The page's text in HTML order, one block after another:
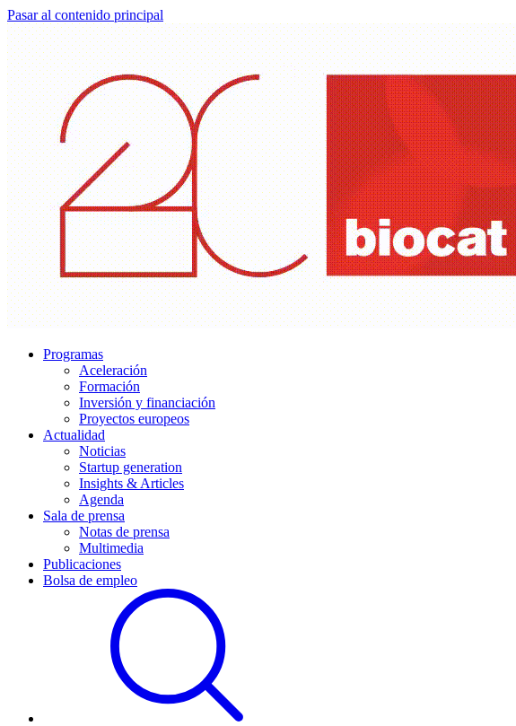
Pasar al contenido principal
Programas
Aceleración
Formación
Inversión y financiación
Proyectos europeos
Actualidad
Noticias
Startup generation
Insights & Articles
Agenda
Sala de prensa
Notas de prensa
Multimedia
Publicaciones
Bolsa de empleo